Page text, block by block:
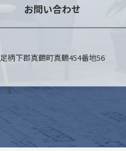
お問い合わせ
足柄下郡真鶴町真鶴454番地56